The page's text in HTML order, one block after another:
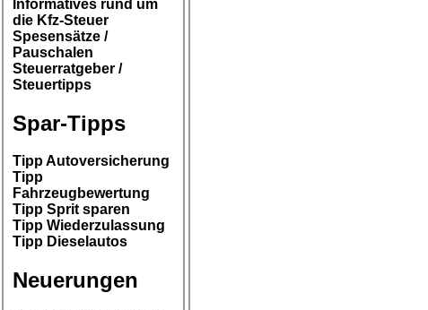
Informatives rund um
die Kfz-Steuer
Spesensätze /
Pauschalen
Steuerratgeber /
Steuertipps
Spar-Tipps
Tipp Autoversicherung
Tipp
Fahrzeugbewertung
Tipp Sprit sparen
Tipp Wiederzulassung
Tipp Dieselautos
Neuerungen